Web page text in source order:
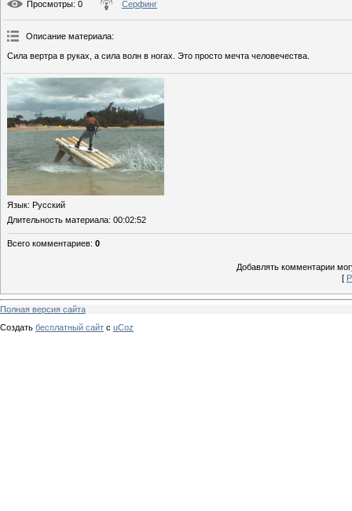
Просмотры: 0 Серфинг
Описание материала:
Сила вертра в руках, а сила волн в ногах. Это просто мечта человечества.
Язык: Русский
Длительность материала: 00:02:52
Всего комментариев: 0
Добавлять комментарии
[
Полная версия сайта
Создать бесплатный сайт с uCoz